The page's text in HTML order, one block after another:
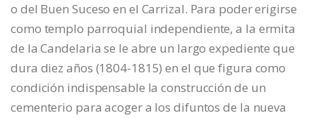
o del Buen Suceso en el Carrizal. Para poder erigirse
como templo parroquial independiente, a la ermita
de la Candelaria se le abre un largo expediente que
dura diez años (1804-1815) en el que figura como
condición indispensable la construcción de un
cementerio para acoger a los difuntos de la nueva